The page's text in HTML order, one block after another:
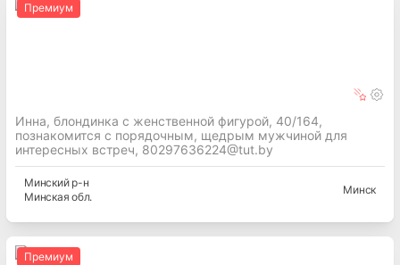
Премиум
Инна, блондинка с женственной фигурой, 40/164,
познакомится с порядочным, щедрым мужчиной для
интересных встреч, 80297636224@tut.by
Минскийр-н
Минская обл.
Минск
Премиум